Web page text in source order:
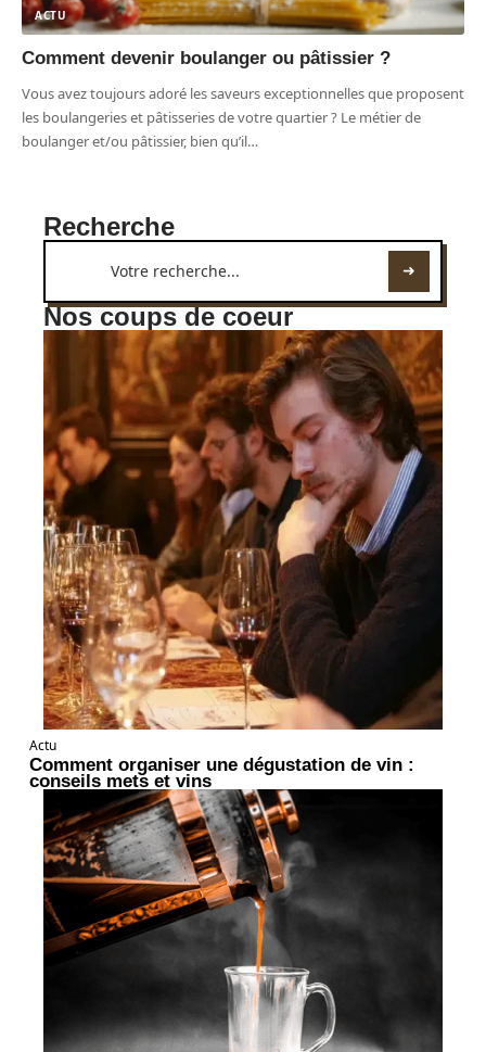
ACTU
Comment devenir boulanger ou pâtissier ?
Vous avez toujours adoré les saveurs exceptionnelles que proposent
les boulangeries et pâtisseries de votre quartier ? Le métier de
boulanger et/ou pâtissier, bien qu’il…
Recherche
Nos coups de coeur
Actu
Comment organiser une dégustation de vin :
conseils mets et vins